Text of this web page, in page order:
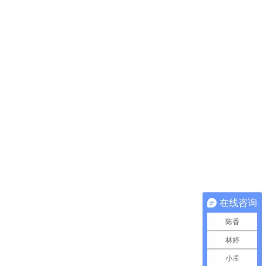
在线咨询
陈香
林婷
小孟